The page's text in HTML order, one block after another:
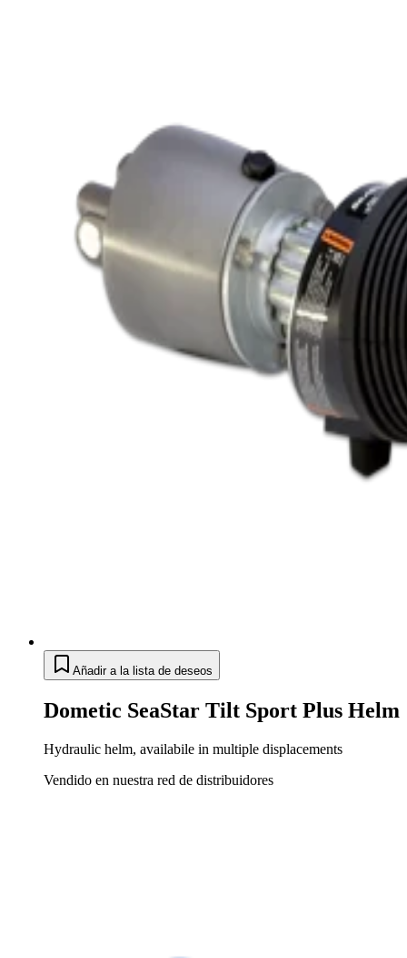
Añadir a la lista de deseos
Dometic SeaStar Tilt Sport Plus Helm
Hydraulic helm, availabile in multiple displacements
Vendido en nuestra red de distribuidores